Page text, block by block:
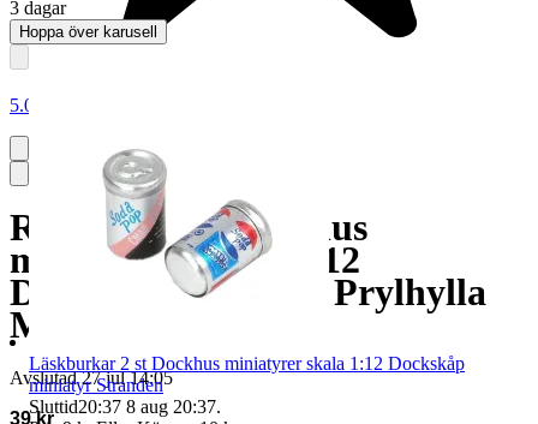
5.0
Räkor i påse Dockhus
miniatyrer skala 1:12
Dockskåp miniatyr Prylhylla
Matrum
Avslutad 27 jul 14:05
39 kr
3 dagar
Hoppa över karusell
Läskburkar 2 st Dockhus miniatyrer skala 1:12 Dockskåp
miniatyr Stranden
Sluttid20:37 8 aug 20:37.